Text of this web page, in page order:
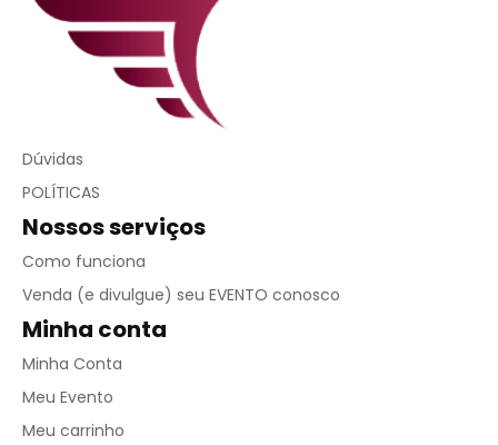
Dúvidas
POLÍTICAS
Nossos serviços
Como funciona
Venda (e divulgue) seu EVENTO conosco
Minha conta
Minha Conta
Meu Evento
Meu carrinho